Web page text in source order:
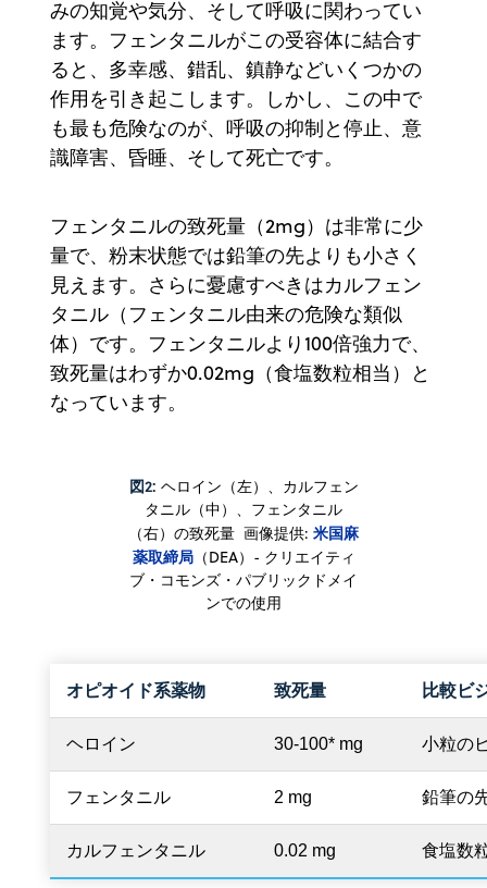
みの知覚や気分、そして呼吸に関わってい
ます。フェンタニルがこの受容体に結合す
ると、多幸感、錯乱、鎮静などいくつかの
作用を引き起こします。しかし、この中で
も最も危険なのが、呼吸の抑制と停止、意
識障害、昏睡、そして死亡です。
フェンタニルの致死量（2mg）は非常に少
量で、粉末状態では鉛筆の先よりも小さく
見えます。さらに憂慮すべきはカルフェン
タニル（フェンタニル由来の危険な類似
体）です。フェンタニルより100倍強力で、
致死量はわずか0.02mg（食塩数粒相当）と
なっています。
図2: ヘロイン（左）、カルフェン
タニル（中）、フェンタニル
（右）の致死量 画像提供: 米国麻
薬取締局（DEA）- クリエイティ
ブ・コモンズ・パブリックドメイ
ンでの使用
オピオイド系薬物 致死量 比較ビ
ヘロイン 30-100* mg 小粒の
フェンタニル 2 mg 鉛筆の
カルフェンタニル 0.02 mg 食塩数